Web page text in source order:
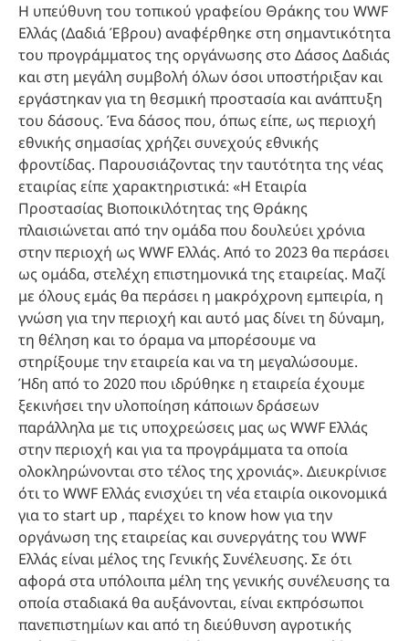
Η υπεύθυνη του τοπικού γραφείου Θράκης του WWF
Ελλάς (Δαδιά Έβρου) αναφέρθηκε στη σημαντικότητα
του προγράμματος της οργάνωσης στο Δάσος Δαδιάς
και στη μεγάλη συμβολή όλων όσοι υποστήριξαν και
εργάστηκαν για τη θεσμική προστασία και ανάπτυξη
του δάσους. Ένα δάσος που, όπως είπε, ως περιοχή
εθνικής σημασίας χρήζει συνεχούς εθνικής
φροντίδας. Παρουσιάζοντας την ταυτότητα της νέας
εταιρίας είπε χαρακτηριστικά: «Η Εταιρία
Προστασίας Βιοποικιλότητας της Θράκης
πλαισιώνεται από την ομάδα που δουλεύει χρόνια
στην περιοχή ως WWF Ελλάς. Από το 2023 θα περάσει
ως ομάδα, στελέχη επιστημονικά της εταιρείας. Μαζί
με όλους εμάς θα περάσει η μακρόχρονη εμπειρία, η
γνώση για την περιοχή και αυτό μας δίνει τη δύναμη,
τη θέληση και το όραμα να μπορέσουμε να
στηρίξουμε την εταιρεία και να τη μεγαλώσουμε.
Ήδη από το 2020 που ιδρύθηκε η εταιρεία έχουμε
ξεκινήσει την υλοποίηση κάποιων δράσεων
παράλληλα με τις υποχρεώσεις μας ως WWF Ελλάς
στην περιοχή και για τα προγράμματα τα οποία
ολοκληρώνονται στο τέλος της χρονιάς». Διευκρίνισε
ότι το WWF Ελλάς ενισχύει τη νέα εταιρία οικονομικά
για το start up , παρέχει το know how για την
οργάνωση της εταιρείας και συνεργάτης του WWF
Ελλάς είναι μέλος της Γενικής Συνέλευσης. Σε ότι
αφορά στα υπόλοιπα μέλη της γενικής συνέλευσης τα
οποία σταδιακά θα αυξάνονται, είναι εκπρόσωποι
πανεπιστημίων και από τη διεύθυνση αγροτικής